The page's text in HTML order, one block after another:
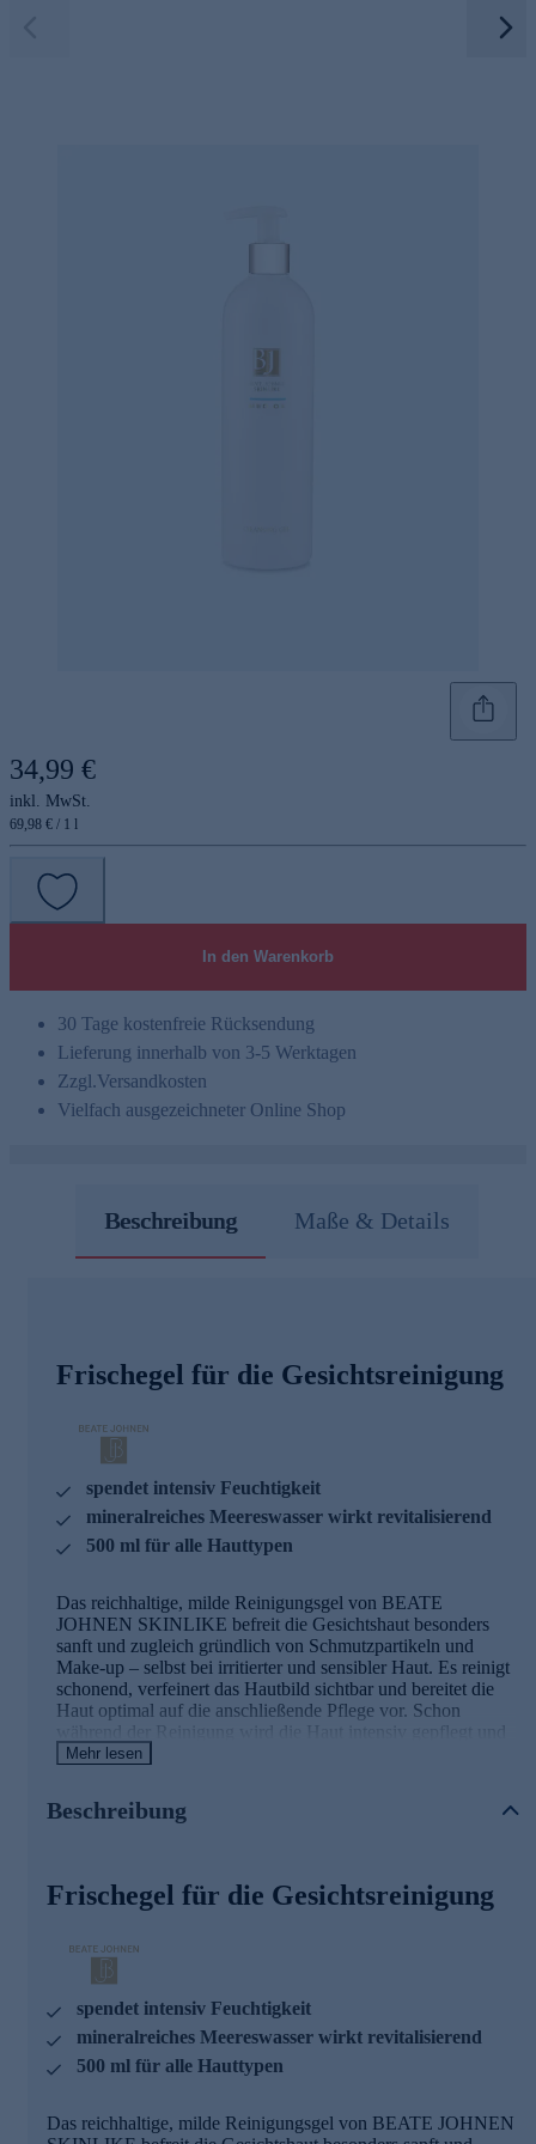
34,99 €
inkl. MwSt.
69,98 € / 1 l
In den Warenkorb
30 Tage kostenfreie Rücksendung
Lieferung innerhalb von 3-5 Werktagen
Zzgl.Versandkosten
Vielfach ausgezeichneter Online Shop
Beschreibung Maße & Details
Frischegel für die Gesichtsreinigung
spendet intensiv Feuchtigkeit
mineralreiches Meereswasser wirkt revitalisierend
500 ml für alle Hauttypen
Das reichhaltige, milde Reinigungsgel von BEATE
JOHNEN SKINLIKE befreit die Gesichtshaut besonders
sanft und zugleich gründlich von Schmutzpartikeln und
Make-up – selbst bei irritierter und sensibler Haut. Es reinigt
schonend, verfeinert das Hautbild sichtbar und bereitet die
Haut optimal auf die anschließende Pflege vor. Schon
während der Reinigung wird die Haut intensiv gepflegt und
ihr Regenerationsprozess aktiviert.
Linienwirkstoff Detoxophane
Extrakt der Schweizer Gartenkressesprossen gewonnen. Er
schützt die Haut vor Umweltschadstoffen, erhöht die
Anzeichen von Hautalterung.
Die Hauptinhaltsstoffe und ihre Wirkung
ein glattes, geschmeidiges Hautgefühl.
angenehm kühlend.
Aminosäuren-Komplexversorgt die Haut mit
Mehr lesen
Beschreibung
Frischegel für die Gesichtsreinigung
spendet intensiv Feuchtigkeit
mineralreiches Meereswasser wirkt revitalisierend
500 ml für alle Hauttypen
Das reichhaltige, milde Reinigungsgel von BEATE JOHNEN